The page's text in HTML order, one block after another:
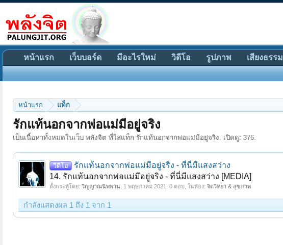
หน้าแรก แท็ก
รักแท้นอกจากพ่อแม่มีอยู่จริง
เป็นเนื้อหาทั้งหมดในเว็บ พลังจิต ที่ใส่แท็ก รักแท้นอกจากพ่อแม่มีอยู่จริง. เปิดดู: 376.
วีดีโอ
รักแท้นอกจากพ่อแม่มีอยู่จริง - ที่นี่มีแสงสว่าง
14. รักแท้นอกจากพ่อแม่มีอยู่จริง - ที่นี่มีแสงสว่าง [MEDIA]
ตั้งกระทู้โดย: วิญญาณนิพพาน 1 พฤษภาคม 2021 , 0 ตอบ, ในห้อง: จิตวิทยา & สุขภาพ
กำลังแสดงผล 1 ถึง 1 จาก 1
หน้าแรก เว็บบอร์ด มีอะไรใหม่ วิดีโอ รูปภาพ เสียงธรรม